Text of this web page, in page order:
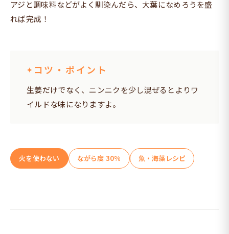
アジと調味料などがよく馴染んだら、大葉になめろうを盛
れば完成！
コツ・ポイント
生姜だけでなく、ニンニクを少し混ぜるとよりワ
イルドな味になりますよ。
火を使わない ながら度 30% 魚・海藻レシピ